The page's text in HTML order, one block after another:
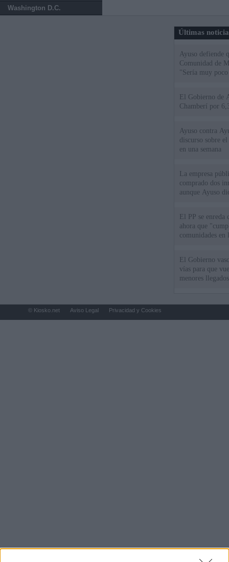
Washington D.C.
Últimas
Ayuso defiende
Comunidad de
"Sería muy
El Gobierno de
Chamberí por
Ayuso contra
discurso sobre
en una semana
La empresa
comprado dos
aunque Ayuso
El PP se
ahora que
comunidades en
El Gobierno
vías para que
menores
© Kiosko.net Aviso Legal Privacidad y Cookies